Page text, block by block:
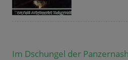
Im Dschungel der